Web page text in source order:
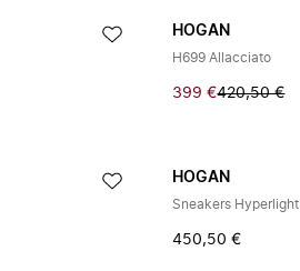
HOGAN
H699 Allacciato
399 €420,50 €
HOGAN
Sneakers Hyperlight
450,50 €